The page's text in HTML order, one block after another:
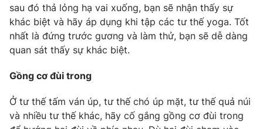
VTV9 VTV8
Liên hệ tòa soạn English
THỜI BÁO VTV
sau đó thả lỏng hạ vai xuống, bạn sẽ nhận thấy sự
khác biệt và hãy áp dụng khi tập các tư thế yoga. Tốt
nhất là đứng trước gương và làm thử, bạn sẽ dễ dàng
quan sát thấy sự khác biệt.
Gồng cơ đùi trong
Ở tư thế tấm ván úp, tư thế chó úp mặt, tư thế quả núi
và nhiều tư thế khác, hãy cố gắng gồng cơ đùi trong